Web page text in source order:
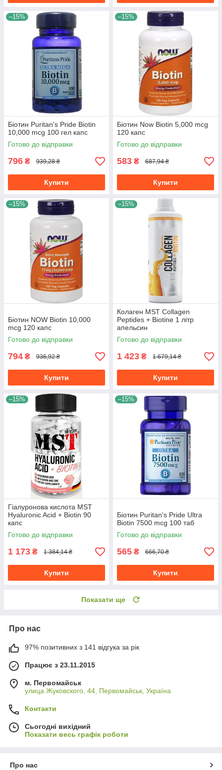
–15%
Біотин Puritan's Pride Biotin
10,000 mcg 100 гел капс
Готово до відправки
796 ₴ 939,28 ₴
Купити
–15%
Біотин Now Biotin 5,000 mcg
120 капс
Готово до відправки
583 ₴ 687,94 ₴
Купити
–15%
Біотин NOW Biotin 10,000
mcg 120 капс
Готово до відправки
794 ₴ 936,92 ₴
Купити
–15%
Колаген MST Сollagen
Peptides + Biotine 1 літр
апельсин
Готово до відправки
1 423 ₴ 1 679,14 ₴
Купити
–15%
Гіалуронова кислота MST
Hyaluronic Acid + Biotin 90
капс
Готово до відправки
1 173 ₴ 1 384,14 ₴
Купити
–15%
Біотин Puritan's Pride Ultra
Biotin 7500 mcg 100 таб
Готово до відправки
565 ₴ 666,70 ₴
Купити
Показати ще
Про нас
97% позитивних з 141 відгука за рік
Працює з 23.11.2015
м. Первомайськ
улица Жуковского, 44, Первомайськ, Україна
Контакти
Сьогодні вихідний
Показати весь графік роботи
Про нас